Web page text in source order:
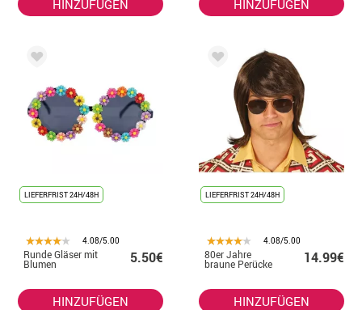
HINZUFÜGEN HINZUFÜGEN
LIEFERFRIST 24H/48H
4.08/5.00
Runde Gläser mit
Blumen 5.50€
HINZUFÜGEN
LIEFERFRIST 24H/48H
4.08/5.00
80er Jahre
braune Perücke 14.99€
HINZUFÜGEN